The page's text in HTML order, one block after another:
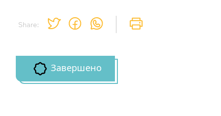
Share:
Завершено